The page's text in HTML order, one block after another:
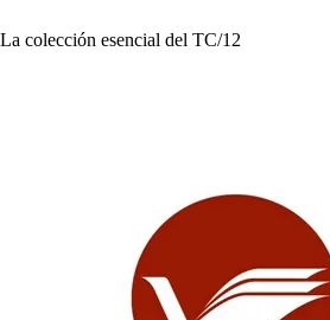
La colección esencial del TC/12